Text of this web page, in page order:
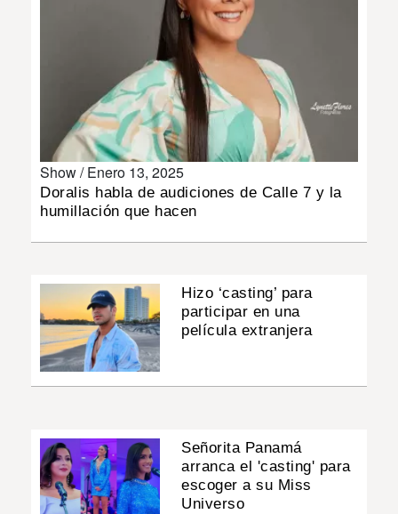
Show /Enero 13, 2025
Doralis habla de audiciones de Calle 7 y la
humillación que hacen
Hizo ‘casting’ para
participar en una
película extranjera
Señorita Panamá
arranca el 'casting' para
escoger a su Miss
Universo